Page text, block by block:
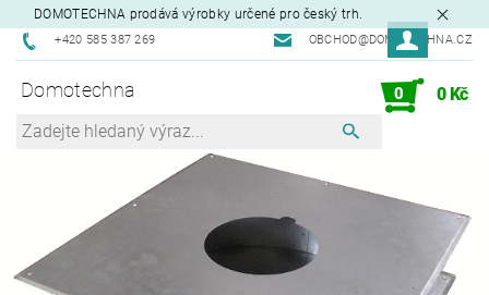
DOMOTECHNA prodává výrobky určené pro český trh.
+420 585 387 269 OBCHOD@DOMOTECHNA.CZ
Domotechna 0 0 Kč